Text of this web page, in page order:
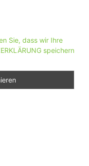
Sie, dass wir Ihre
speichern